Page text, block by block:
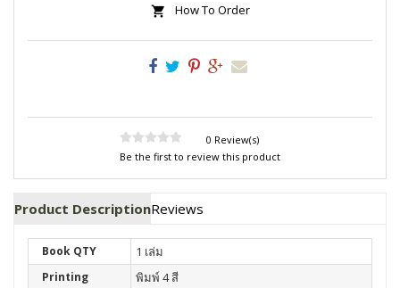
How To Order
0 Review(s)
Be the first to review this product
Product DescriptionReviews
Book QTY 1 เล่ม
Printing พิมพ์ 4 สี